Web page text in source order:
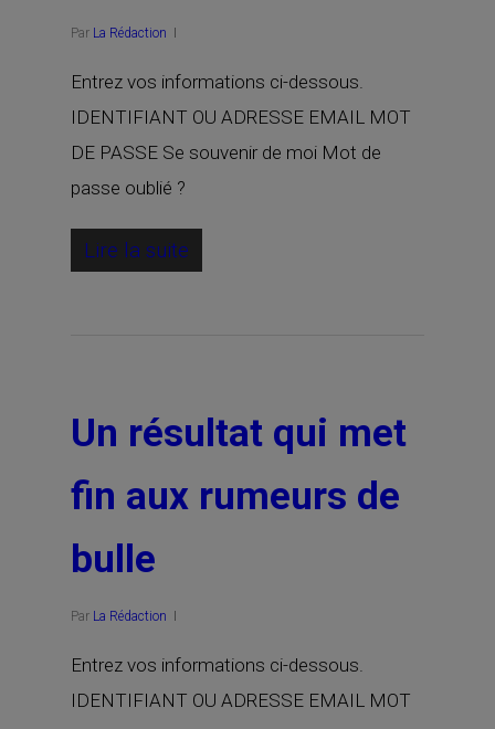
Par La Rédaction
Entrez vos informations ci-dessous.
IDENTIFIANT OU ADRESSE EMAIL MOT
DE PASSE Se souvenir de moi Mot de
passe oublié ?
Lire la suite
Un résultat qui met
fin aux rumeurs de
bulle
Par La Rédaction
Entrez vos informations ci-dessous.
IDENTIFIANT OU ADRESSE EMAIL MOT